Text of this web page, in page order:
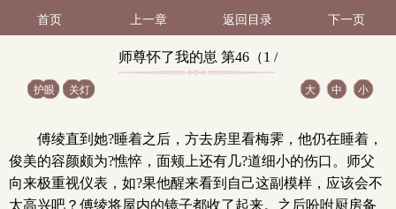
首页 上一章 返回目录 下一页
师尊怀了我的崽 第46（1 /
护眼 关灯 大 中 小
傅绫直到她?睡着之后，方去房里看梅霁，他仍在睡着，
俊美的容颜颇为?憔悴，面颊上还有几?道细小的伤口。师父
向来极重视仪表，如?果他醒来看到自己这副模样，应该会不
太高兴吧？傅绫将屋内的镜子都收了起来。之后吩咐厨房备